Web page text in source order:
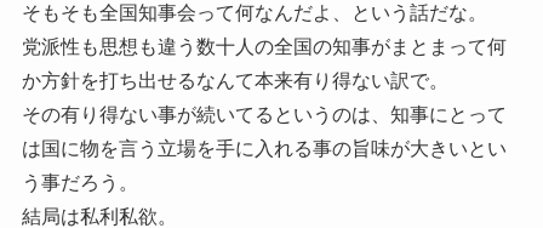
そもそも全国知事会って何なんだよ、という話だな。
党派性も思想も違う数十人の全国の知事がまとまって何
か方針を打ち出せるなんて本来有り得ない訳で。
その有り得ない事が続いてるというのは、知事にとって
は国に物を言う立場を手に入れる事の旨味が大きいとい
う事だろう。
結局は私利私欲。